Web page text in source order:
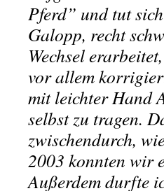
Pferd” und tut
Galopp, recht
Wechsel
vor allem
mit leichter Hand
selbst zu tragen.
zwischendurch,
2003 konnten wir
Außerdem durfte